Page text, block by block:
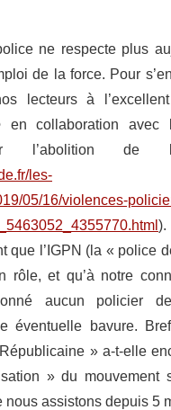
ne respecte plus
de la force. Pour
lecteurs à
en collaboration avec
l’abolition de
les-
05/16/violences-
).
que l’IGPN (la « police
rôle, et qu’à notre
aucun policier
éventuelle bavure.
» a-t-elle
» du mouvement
nous assistons depuis 5